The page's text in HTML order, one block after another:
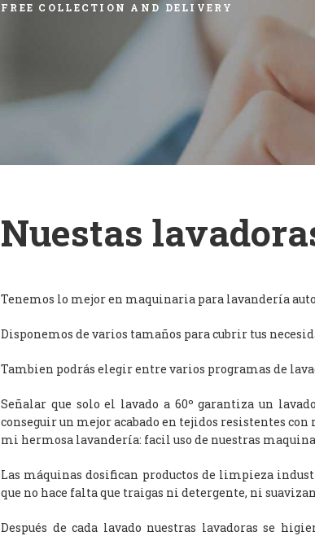
FREE COLLECTION AND DELIVERY
Nuestas
Tenemos lo mejor en maquinaria para lavandería
Disponemos de varios tamaños para cubrir tus
Tambien podrás elegir entre varios programas de
Señalar que solo el lavado a 60º garantiza un
conseguir un mejor acabado en tejidos resistentes
mi hermosa lavandería: facil uso de nuestras
Las máquinas dosifican productos de limpieza
que no hace falta que traigas ni detergente, ni
Después de cada lavado nuestras lavadoras se